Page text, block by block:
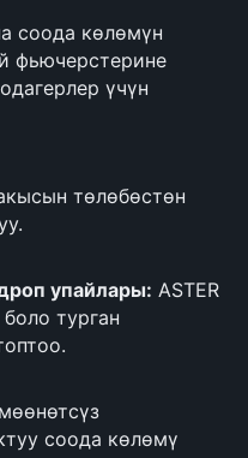
соода көлөмүн
фьючерстерине
үчүн
төлөбөстөн
упайлары: ASTER
турган
соода көлөмү